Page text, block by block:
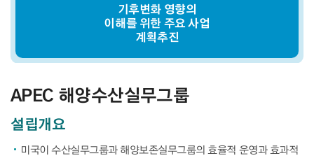
기후변화 영향의
이해를 위한 주요 사업
계획추진
APEC 해양수산실무그룹
설립개요
미국이 수산실무그룹과 해양보존실무그룹의 효율적 운영과 효과적